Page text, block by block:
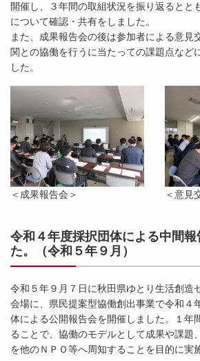
開催し、３年間の取組状況を振り返るとと
について確認・共有をしました。
また、成果報告会の後は参加者による意見
関との協働を行うに当たっての課題点など
した。
＜成果報告会＞ ＜意見
令和４年度採択団体による中間
た。（令和５年９月）
令和５年９月７日に秋田県ゆとり生活創造
会場に、県民提案型協働創出事業で令和４
体による公開報告会を開催しました。１年
ることで、協働のモデルとして成果や課題
を他のＮＰＯ等へ周知することを目的に実